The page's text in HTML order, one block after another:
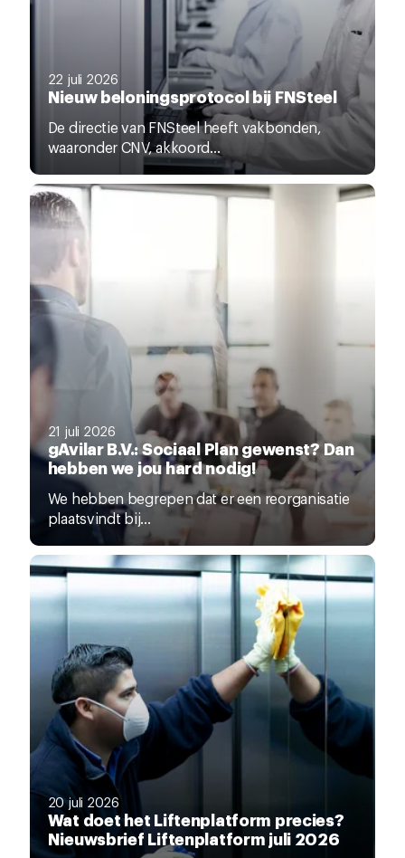
22 juli 2026
Nieuw beloningsprotocol bij FNSteel
De directie van FNSteel heeft vakbonden,
waaronder CNV, akkoord...
21 juli 2026
gAvilar B.V.: Sociaal Plan gewenst? Dan
hebben we jou hard nodig!
We hebben begrepen dat er een reorganisatie
plaatsvindt bij...
20 juli 2026
Wat doet het Liftenplatform precies?
Nieuwsbrief Liftenplatform juli 2026